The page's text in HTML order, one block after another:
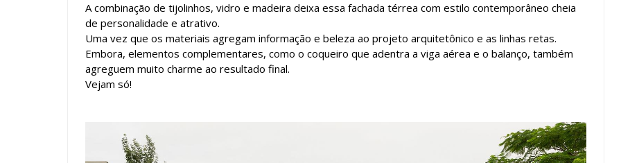
A combinação de tijolinhos, vidro e madeira deixa essa fachada térrea com estilo contemporâneo cheia
de personalidade e atrativo.
Uma vez que os materiais agregam informação e beleza ao projeto arquitetônico e as linhas retas.
Embora, elementos complementares, como o coqueiro que adentra a viga aérea e o balanço, também
agreguem muito charme ao resultado final.
Vejam só!